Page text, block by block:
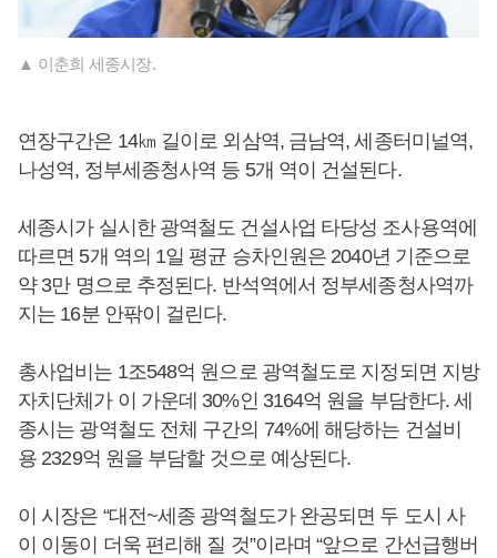
▲ 이춘희 세종시장.
연장구간은 14㎞ 길이로 외삼역, 금남역, 세종터미널역,
나성역, 정부세종청사역 등 5개 역이 건설된다.
세종시가 실시한 광역철도 건설사업 타당성 조사용역에
따르면 5개 역의 1일 평균 승차인원은 2040년 기준으로
약 3만 명으로 추정된다. 반석역에서 정부세종청사역까
지는 16분 안팎이 걸린다.
총사업비는 1조548억 원으로 광역철도로 지정되면 지방
자치단체가 이 가운데 30%인 3164억 원을 부담한다. 세
종시는 광역철도 전체 구간의 74%에 해당하는 건설비
용 2329억 원을 부담할 것으로 예상된다.
이 시장은 “대전~세종 광역철도가 완공되면 두 도시 사
이 이동이 더욱 편리해 질 것”이라며 “앞으로 간선급행버